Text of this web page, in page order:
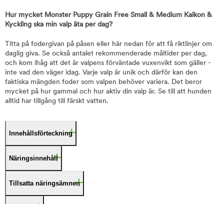
Hur mycket Monster Puppy Grain Free Small & Medium Kalkon &
Kyckling ska min valp äta per dag?
Titta på fodergivan på påsen eller här nedan för att få riktlinjer om
daglig giva. Se också antalet rekommenderade måltider per dag,
och kom ihåg att det är valpens förväntade vuxenvikt som gäller -
inte vad den väger idag. Varje valp är unik och därför kan den
faktiska mängden foder som valpen behöver variera. Det beror
mycket på hur gammal och hur aktiv din valp är. Se till att hunden
alltid har tillgång till färskt vatten.
Innehållsförteckning
Näringsinnehåll
Tillsatta näringsämnen